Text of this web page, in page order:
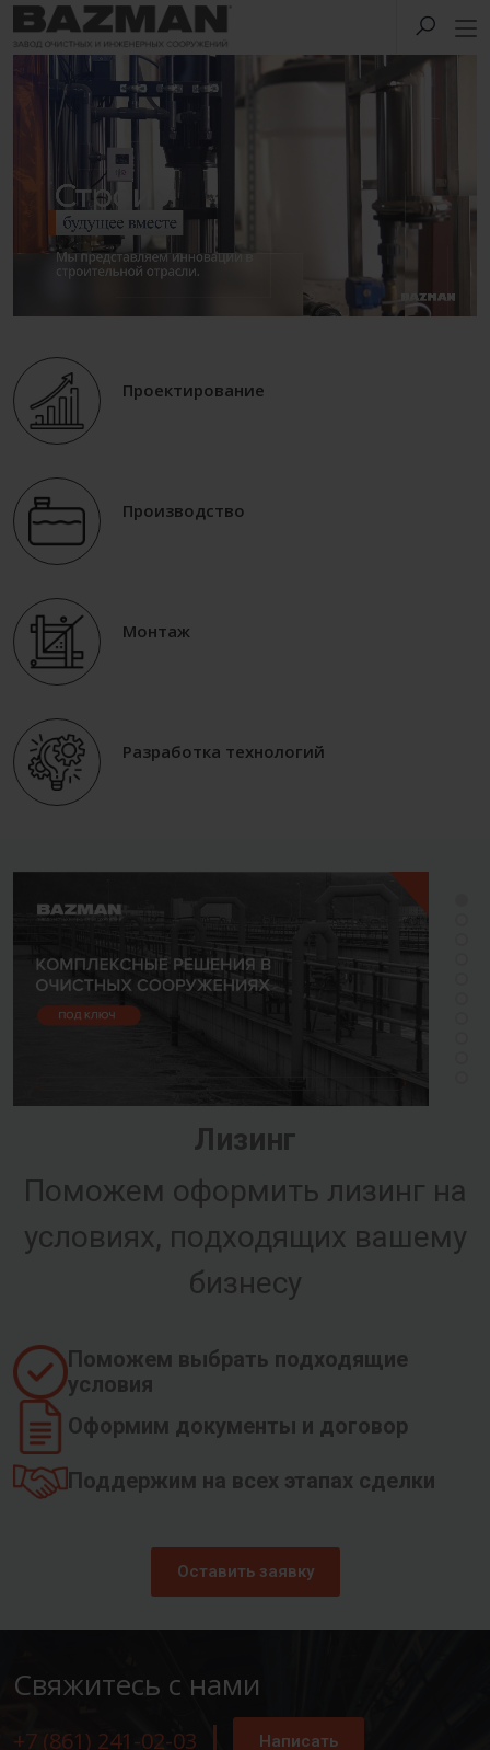
Проектирование
Производство
Монтаж
Разработка технологий
Лизинг
Поможем оформить лизинг на
условиях, подходящих вашему
бизнесу
Поможем выбрать подходящие
условия
Оформим документы и договор
Поддержим на всех этапах сделки
Оставить заявку
Свяжитесь с нами
+7 (861) 241-02-03 Написать